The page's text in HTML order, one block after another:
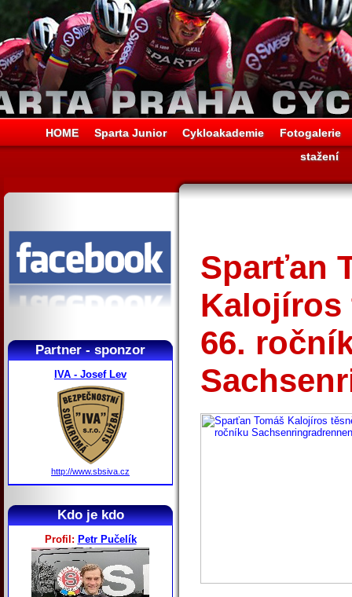
HOME Sparta Junior Cykloakademie
Fotogalerie
stažení
Partner - sponzor
IVA - Josef Lev
http://www.sbsiva.cz
Kdo je kdo
Profil: Petr Pučelík
Sparťan
Kalojíros
66.